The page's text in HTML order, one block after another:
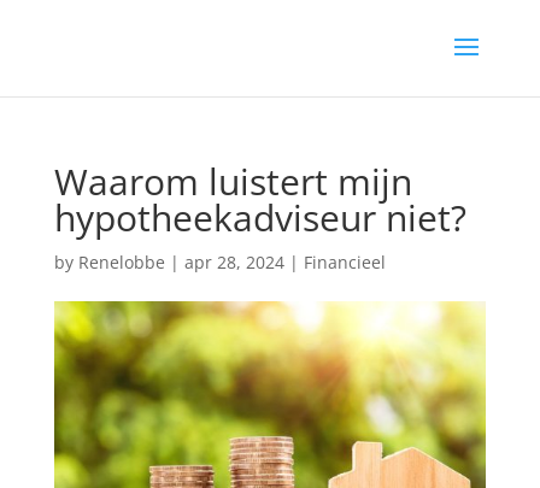
Waarom luistert mijn
hypotheekadviseur niet?
by Renelobbe | apr 28, 2024| Financieel